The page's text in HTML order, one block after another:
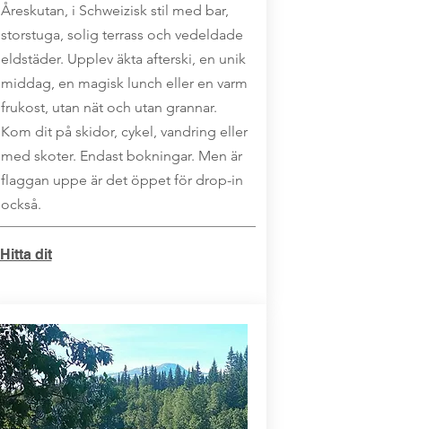
Åreskutan, i Schweizisk stil med bar,
storstuga, solig terrass och vedeldade
eldstäder. Upplev äkta afterski, en unik
middag, en magisk lunch eller en varm
frukost, utan nät och utan grannar.
Kom dit på skidor, cykel, vandring eller
med skoter. Endast bokningar. Men är
flaggan uppe är det öppet för drop-in
också.
Hitta dit